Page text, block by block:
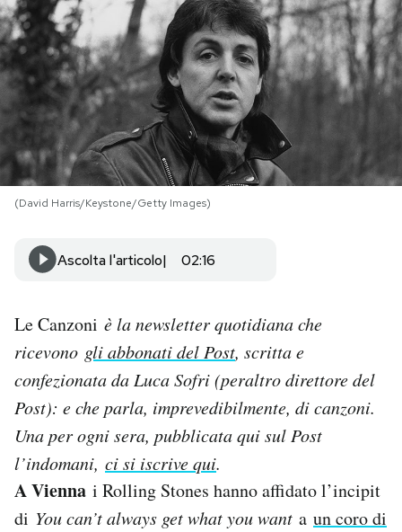
Sport
Mondiali calcio 2026
PODCAST
NEWSLETTER
I MIEI PREFERITI
SHOP
CALENDARIO
AREA PERSONALE
Newsletter
Notifiche mobile
Regala il Post
Hai bisogno di aiuto?
(David Harris/Keystone/Getty Images)
Ascolta l'articolo 02:16
Le Canzoni è la newsletter quotidiana che
ricevono gli abbonati del Post, scritta e
confezionata da Luca Sofri (peraltro direttore del
Post): e che parla, imprevedibilmente, di canzoni.
Una per ogni sera, pubblicata qui sul Post
l’indomani, ci si iscrive qui.
A Vienna i Rolling Stones hanno affidato l’incipit
di You can’t always get what you want a un coro di